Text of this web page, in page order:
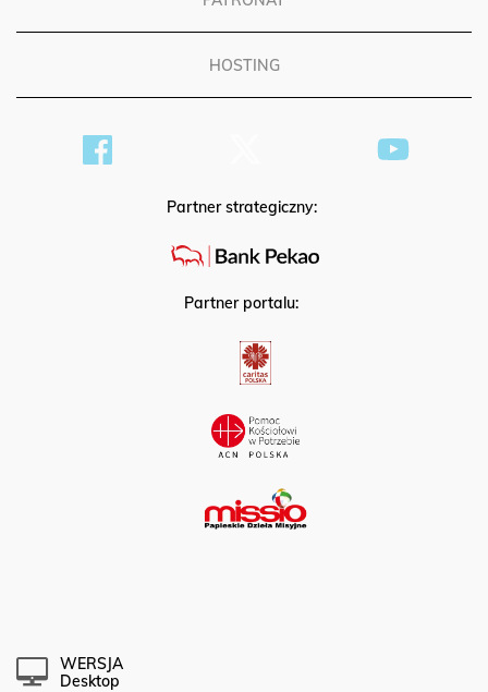
PATRONAT
HOSTING
Partner strategiczny:
Partner portalu:
WERSJA